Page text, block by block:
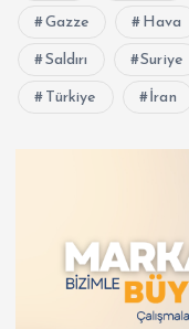
Gazze Hava
Saldırı Suriye
Türkiye İran